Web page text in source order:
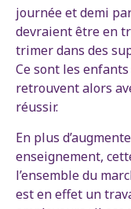
journée et demi
devraient être en
trimer dans des
Ce sont les
retrouvent alors
réussir.
En plus
enseignement,
l’ensemble du
est en effet un